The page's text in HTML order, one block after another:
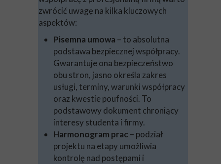
zwrócić uwagę na kilka kluczowych
aspektów:
Pisemna umowa – to absolutna
podstawa bezpiecznej współpracy.
Gwarantuje ona bezpieczeństwo
obu stron, jasno określa zakres
usługi, terminy, warunki współpracy
oraz kwestie poufności. To
podstawowy dokument chroniący
interesy studenta i firmy.
Harmonogram prac – podział
projektu na etapy umożliwia
kontrolę nad postępami i